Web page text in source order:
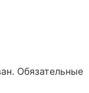
Обязательные